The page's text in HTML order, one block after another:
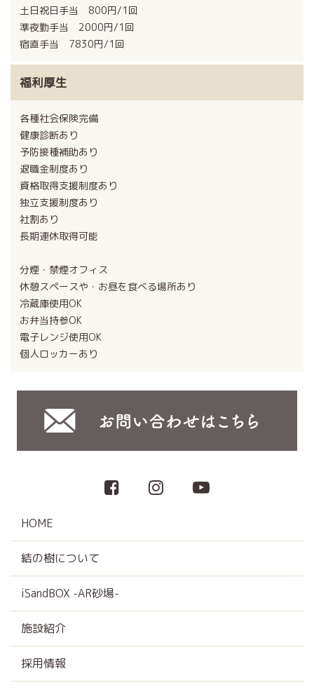
土日祝日手当 800円/1回
準夜勤手当 2000円/1回
宿直手当 7830円/1回
福利厚生
各種社会保険完備
健康診断あり
予防接種補助あり
退職金制度あり
資格取得支援制度あり
独立支援制度あり
社割あり
長期連休取得可能
分煙・禁煙オフィス
休憩スペースや・お昼を食べる場所あり
冷蔵庫使用OK
お弁当持参OK
電子レンジ使用OK
個人ロッカーあり
HOME
結の樹について
iSandBOX -AR砂場-
施設紹介
採用情報